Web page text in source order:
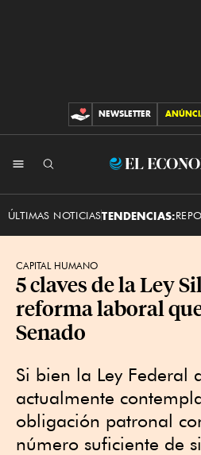
CONTRIBUCIONES
NEWSLETTER
El
ÚLTIMAS NOTICIASTENDENCIAS:
CAPITAL HUMANO
5 claves de la Ley
reforma laboral
Senado
Si bien la Ley Federal
actualmente
obligación patronal
número suficiente de